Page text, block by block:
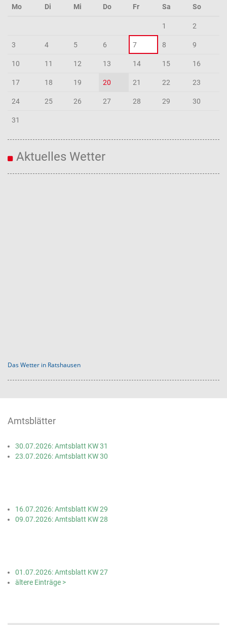
Mo Di Mi Do Fr Sa So
1 2
3 4 5 6 7 8 9
10 11 12 13 14 15 16
17 18 19 20 21 22 23
24 25 26 27 28 29 30
31
Aktuelles Wetter
Das Wetter in Ratshausen
Amtsblätter
30.07.2026: Amtsblatt KW 31
23.07.2026: Amtsblatt KW 30
16.07.2026: Amtsblatt KW 29
09.07.2026: Amtsblatt KW 28
01.07.2026: Amtsblatt KW 27
ältere Einträge >